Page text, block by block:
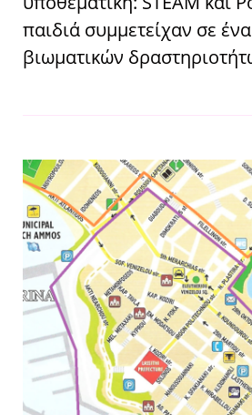
παιδιά συμμετείχαν σε
βιωματικών